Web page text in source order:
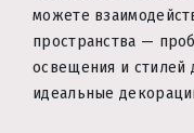
можете
пространства —
освещения и стилей
идеальные